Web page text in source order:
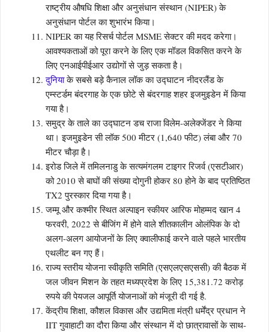
राष्ट्रीय औषधि शिक्षा और अनुसंधान संस्थान (NIPER) के
अनुसंधान पोर्टल का शुभारंभ किया।
NIPER का यह रिसर्च पोर्टल MSME सेक्टर की मदद करेगा।
आवश्यकताओं को पूरा करने के लिए एक मॉडल विकसित करने के
लिए एनआईपीईआर उद्योगों से जुड़ सकता है।
दुनियाके सबसे बड़े कैनाल लॉक का उद्घाटन नीदरलैंड के
एम्स्टर्डम बंदरगाह के एक छोटे से बंदरगाह शहर इजमुइडेन में किया
गया है।
समुद्र के ताले का उद्घाटन डच राजा विलेम-अलेक्जेंडर ने किया
था। इजमुइडेन सी लॉक 500 मीटर (1,640 फीट) लंबा और 70
मीटर चौड़ा है।
इरोड जिले में तमिलनाडु के सत्यमंगलम टाइगर रिजर्व (एसटीआर)
को 2010 से बाघों की संख्या दोगुनी होकर 80 होने के बाद प्रतिष्ठित
TX2 पुरस्कार दिया गया है।
जम्मू और कश्मीर स्थित अल्पाइन स्कीयर आरिफ मोहम्मद खान 4
फरवरी, 2022 से बीजिंग में होने वाले शीतकालीन ओलंपिक के दो
अलग-अलग आयोजनों के लिए क्वालीफाई करने वाले पहले भारतीय
एथलीट बन गए हैं।
राज्य स्तरीय योजना स्वीकृति समिति (एसएलएसएससी) की बैठक में
जल जीवन मिशन के तहत मध्यप्रदेश के लिए 15,381.72 करोड़
रुपये की पेयजल आपूर्ति योजनाओं को मंजूरी दी गई है.
केंद्रीय शिक्षा, कौशल विकास और उद्यमिता मंत्री धर्मेंद्र प्रधान ने
IIT गुवाहाटी का दौरा किया और संस्थान में दो छात्रावासों के साथ-